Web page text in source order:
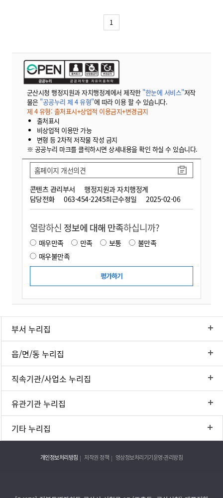
1
군산시청 행정지원과 자치행정계에서 제작한 "한눈에 서비스"저작
물은 "공공누리 제 4 유형"에 따라 이용 할 수 있습니다.
제 4 유형: 출처표시+상업적 이용금지+변경금지
출처표시
비상업적 이용만 가능
변형 등 2차적 저작물 작성 금지
※ 공공누리 마크를 클릭하시면 상세내용을 확인 하실 수 있습니다.
콘텐츠 관리부서
행정지원과 자치행정계
담당전화
063-454-2245최근수정일 2025-02-06
홈페이지 개선의견
열람하신 정보에 대해 만족하십니까?
매우만족 만족 보통
불만족
매우불만족
부서 누리집
읍/면/동 누리집
직속기관/사업소 누리집
유관기관 누리집
기타 누리집
개인정보처리방침 저작권 정책 영상정보처리기기운영·관리방침